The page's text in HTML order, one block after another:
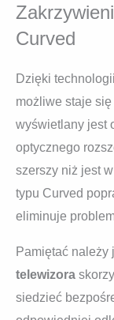
Curved
Dzięki
możliwe staje
wyświetlany jest
optycznego
szerszy niż jest
typu Curved
eliminuje
Pamiętać należy
telewizora
siedzieć